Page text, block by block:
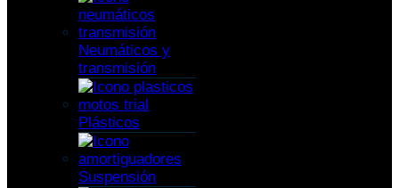
Neumáticos y
transmisión
Plásticos
Suspensión